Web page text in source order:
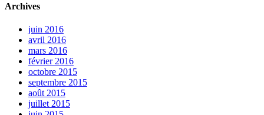
Archives
juin 2016
avril 2016
mars 2016
février 2016
octobre 2015
septembre 2015
août 2015
juillet 2015